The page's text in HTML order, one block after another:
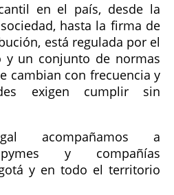
en el país, desde la
hasta la firma de
está regulada por el
y un conjunto de normas
cambian con frecuencia y
exigen cumplir sin
acompañamos a
pymes y compañías
y en todo el territorio